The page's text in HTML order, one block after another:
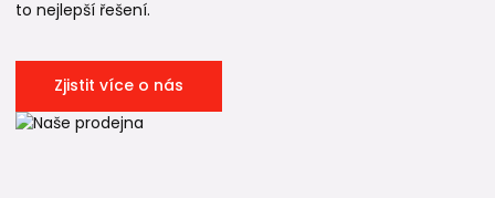
to nejlepší řešení.
Zjistit více o nás